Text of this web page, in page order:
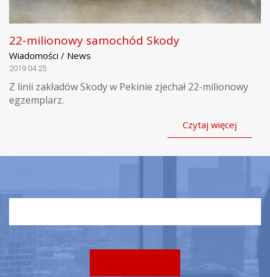
22-milionowy samochód Skody
Wiadomości / News
2019.04.25
Z linii zakładów Skody w Pekinie zjechał 22-milionowy
egzemplarz.
Czytaj więcej